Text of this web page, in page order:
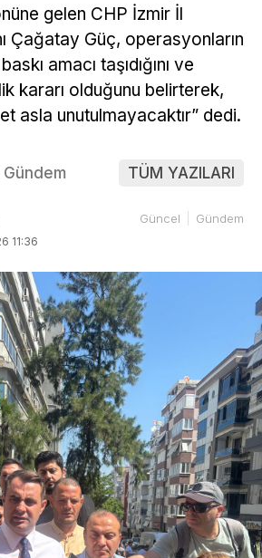
gelen CHP İzmir İl
Çağatay Güç, operasyonların
amacı taşıdığını ve
kararı olduğunu belirterek,
asla unutulmayacaktır” dedi.
TÜM YAZILARI
11:36
Güncel Gündem